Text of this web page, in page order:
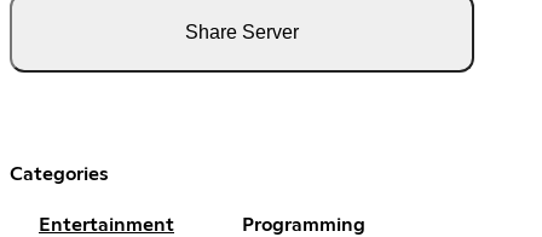
Share Server
Categories
Entertainment Programming